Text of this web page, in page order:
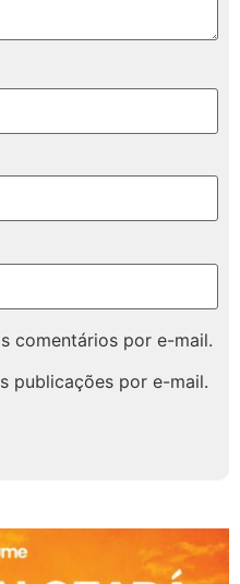
comentários por e-mail.
publicações por e-mail.